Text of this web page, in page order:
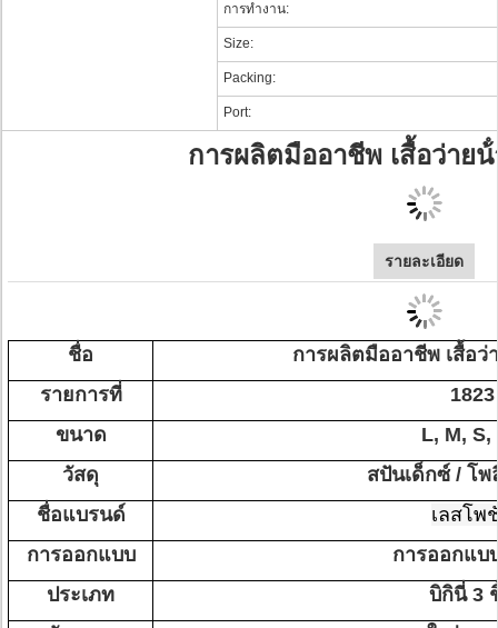
การทำงาน:
Size:
Packing:
Port:
การผลิตมืออาชีพ เสื้อว่าย
รายละเอียด
ชื่อ
การผลิตมืออาชีพ เสื้อ
รายการที่
1823
ขนาด
L, M, S,
วัสดุ
สปันเด็กซ์ / โพ
ชื่อแบรนด์
เลสโพ
การออกแบบ
การออกแบ
ประเภท
บิกินี่ 3